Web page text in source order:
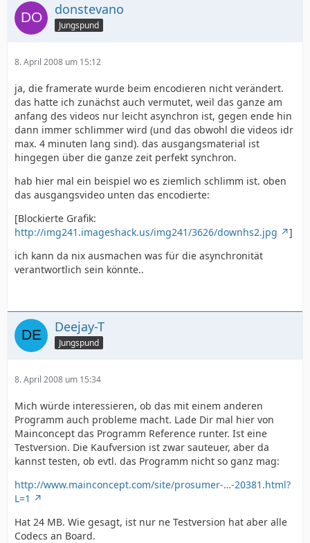
donstevano
Jungspund
8. April 2008 um 15:12
ja, die framerate wurde beim encodieren nicht verändert.
das hatte ich zunächst auch vermutet, weil das ganze am
anfang des videos nur leicht asynchron ist, gegen ende hin
dann immer schlimmer wird (und das obwohl die videos idr
max. 4 minuten lang sind). das ausgangsmaterial ist
hingegen über die ganze zeit perfekt synchron.
hab hier mal ein beispiel wo es ziemlich schlimm ist. oben
das ausgangsvideo unten das encodierte:
[Blockierte Grafik:
http://img241.imageshack.us/img241/3626/downhs2.jpg
]
ich kann da nix ausmachen was für die asynchronität
verantwortlich sein könnte..
Deejay-T
Jungspund
8. April 2008 um 15:34
Mich würde interessieren, ob das mit einem anderen
Programm auch probleme macht. Lade Dir mal hier von
Mainconcept das Programm Reference runter. Ist eine
Testversion. Die Kaufversion ist zwar sauteuer, aber da
kannst testen, ob evtl. das Programm nicht so ganz mag:
http://www.mainconcept.com/site/prosumer-…-20381.html?
L=1
Hat 24 MB. Wie gesagt, ist nur ne Testversion hat aber alle
Codecs an Board.